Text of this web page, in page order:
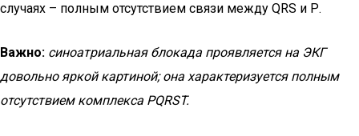
случаях – полным отсутствием связи между QRS и Р.
Важно: синоатриальная блокада проявляется на ЭКГ
довольно яркой картиной; она характеризуется полным
отсутствием комплекса PQRST.